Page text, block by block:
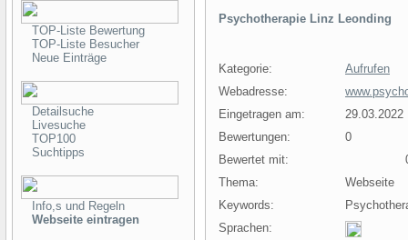
TOP-Liste Bewertung
TOP-Liste Besucher
Neue Einträge
Detailsuche
Livesuche
TOP100
Suchtipps
Info,s und Regeln
Webseite eintragen
Psychotherapie Linz Leonding
Kategorie:
Aufrufen
Webadresse:
Eingetragen am:
29.03.2022
Bewertungen:
0
Bewertet mit:
Thema:
Webseite
Keywords:
Sprachen: